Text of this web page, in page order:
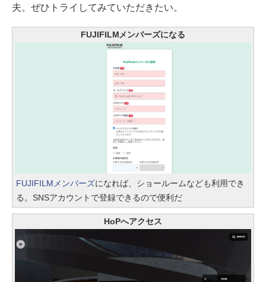
夫。ぜひトライしてみていただきたい。
FUJIFILMメンバーズになる
FUJIFILMメンバーズになれば、ショールームなども利用でき
る。SNSアカウントで登録できるので便利だ
HoPへアクセス